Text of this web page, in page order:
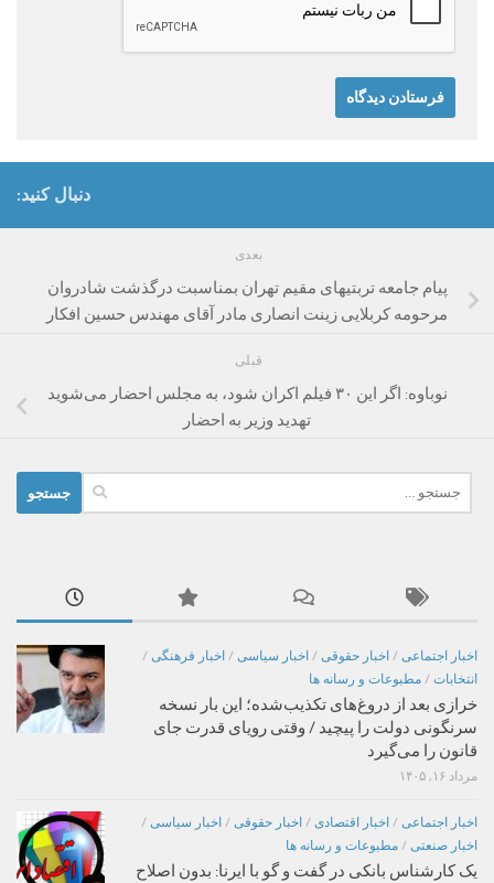
دنبال کنید:
بعدی
پیام جامعه تربتیهای مقیم تهران بمناسبت درگذشت شادروان
مرحومه کربلایی زینت انصاری مادر آقای مهندس حسین افکار
قبلی
نوباوه: اگر این ۳۰ فیلم اکران شود، به مجلس احضار می‌شوید
‌تهدید وزیر به احضار
برای:
اخبار اجتماعی / اخبار حقوقی / اخبار سیاسی / اخبار فرهنگی /
انتخابات / مطبوعات و رسانه ها
خرازی بعد از دروغ‌های تکذیب‌شده؛ این بار نسخه
سرنگونی دولت را پیچید / وقتی رویای قدرت جای
قانون را می‌گیرد
مرداد ۱۶, ۱۴۰۵
اخبار اجتماعی / اخبار اقتصادی / اخبار حقوقی / اخبار سیاسی /
اخبار صنعتی / مطبوعات و رسانه ها
یک کارشناس بانکی در گفت و گو با ایرنا: بدون اصلاح